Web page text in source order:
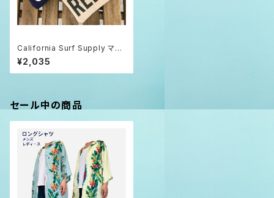
California Surf Supply マル
チケース
¥2,035
セール中の商品